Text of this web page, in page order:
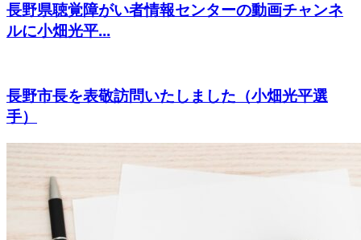
長野県聴覚障がい者情報センターの動画チャンネ
ルに小畑光平...
長野市長を表敬訪問いたしました（小畑光平選
手）